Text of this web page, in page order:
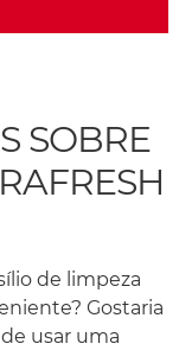
SOBRE
de limpeza
Gostaria
usar uma